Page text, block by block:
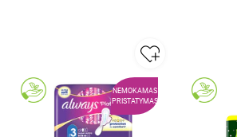
NEMOKAMAS
PRISTATYMAS